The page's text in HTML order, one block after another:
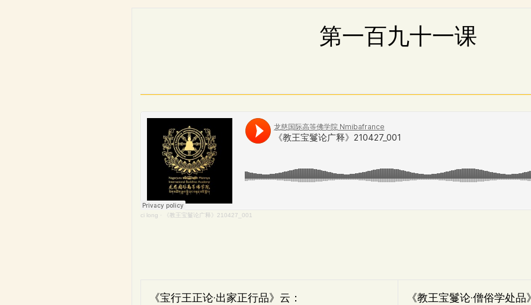
第一百九十一课
ci long · 《教王宝鬘论广释》210427_001
《宝行王正论·出家正行品》云： 《教王宝鬘论·僧俗学处